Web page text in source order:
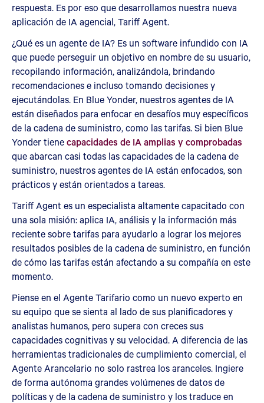
respuesta. Es por eso que desarrollamos nuestra nueva
aplicación de IA agencial, Tariff Agent.
¿Qué es un agente de IA? Es un software infundido con IA
que puede perseguir un objetivo en nombre de su usuario,
recopilando información, analizándola, brindando
recomendaciones e incluso tomando decisiones y
ejecutándolas. En Blue Yonder, nuestros agentes de IA
están diseñados para enfocar en desafíos muy específicos
de la cadena de suministro, como las tarifas. Si bien Blue
Yonder tienecapacidades de IA amplias y comprobadas
que abarcan casi todas las capacidades de la cadena de
suministro, nuestros agentes de IA están enfocados, son
prácticos y están orientados a tareas.
Tariff Agent es un especialista altamente capacitado con
una sola misión: aplica IA, análisis y la información más
reciente sobre tarifas para ayudarlo a lograr los mejores
resultados posibles de la cadena de suministro, en función
de cómo las tarifas están afectando a su compañía en este
momento.
Piense en el Agente Tarifario como un nuevo experto en
su equipo que se sienta al lado de sus planificadores y
analistas humanos, pero supera con creces sus
capacidades cognitivas y su velocidad. A diferencia de las
herramientas tradicionales de cumplimiento comercial, el
Agente Arancelario no solo rastrea los aranceles. Ingiere
de forma autónoma grandes volúmenes de datos de
políticas y de la cadena de suministro y los traduce en